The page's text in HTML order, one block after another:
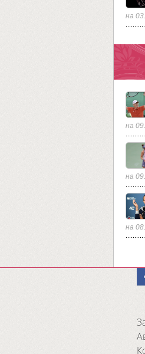
на
на
на
на